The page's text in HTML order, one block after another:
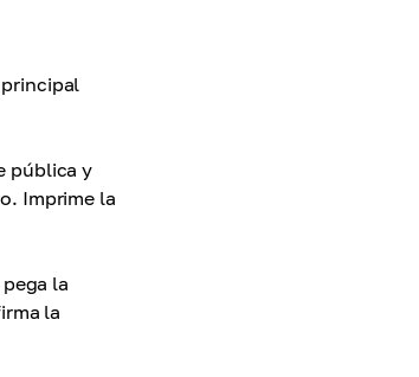
pública y
Imprime la
la
la